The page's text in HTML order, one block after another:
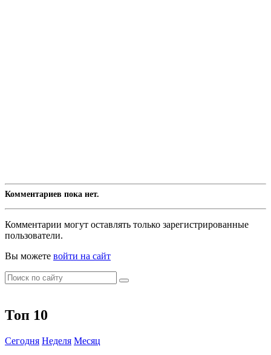
Комментариев пока нет.
Комментарии могут оставлять только зарегистрированные
пользователи.
Вы можете войти на сайт
Топ 10
Сегодня Неделя Месяц